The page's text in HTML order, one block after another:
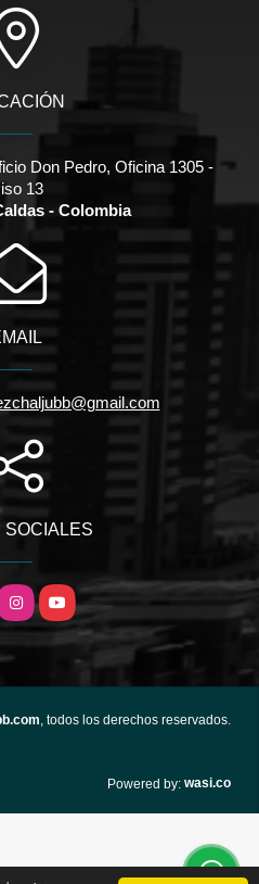
Don Pedro, Oficina 1305 -
13
- Colombia
SOCIALES
YouTube
, todos los derechos reservados.
Powered by: wasi.co